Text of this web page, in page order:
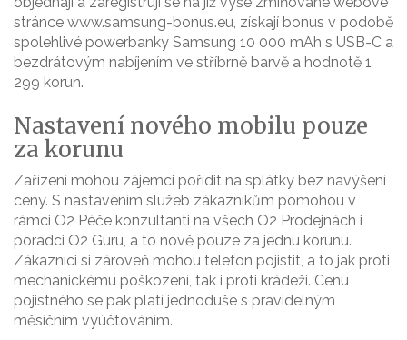
stránce www.samsung-bonus.eu, získají bonus v podobě
spolehlivé powerbanky Samsung 10 000 mAh s USB-C a
bezdrátovým nabíjením ve stříbrně barvě a hodnotě 1
299 korun.
Nastavení nového mobilu pouze
za korunu
Zařízení mohou zájemci pořídit na splátky bez navýšení
ceny. S nastavením služeb zákazníkům pomohou v
rámci O2 Péče konzultanti na všech O2 Prodejnách i
poradci O2 Guru, a to nově pouze za jednu korunu.
Zákazníci si zároveň mohou telefon pojistit, a to jak proti
mechanickému poškození, tak i proti krádeži. Cenu
pojistného se pak platí jednoduše s pravidelným
měsíčním vyúčtováním.